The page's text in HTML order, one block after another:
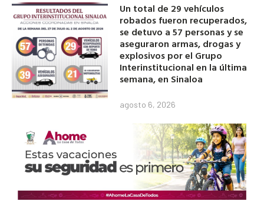
Un total de 29 vehículos
robados fueron recuperados,
se detuvo a 57 personas y se
aseguraron armas, drogas y
explosivos por el Grupo
Interinstitucional en la última
semana, en Sinaloa
agosto 6, 2026